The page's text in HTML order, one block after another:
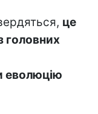
це
головних
еволюцію